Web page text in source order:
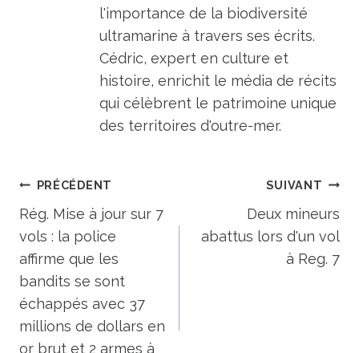
l'importance de la biodiversité
ultramarine à travers ses écrits.
Cédric, expert en culture et
histoire, enrichit le média de récits
qui célèbrent le patrimoine unique
des territoires d'outre-mer.
Navigation
de
l’article
PRÉCÉDENT
Rég. Mise à jour sur 7
vols : la police
affirme que les
bandits se sont
échappés avec 37
millions de dollars en
or brut et 2 armes à
SUIVANT
Deux mineurs
abattus lors d'un vol
à Reg. 7